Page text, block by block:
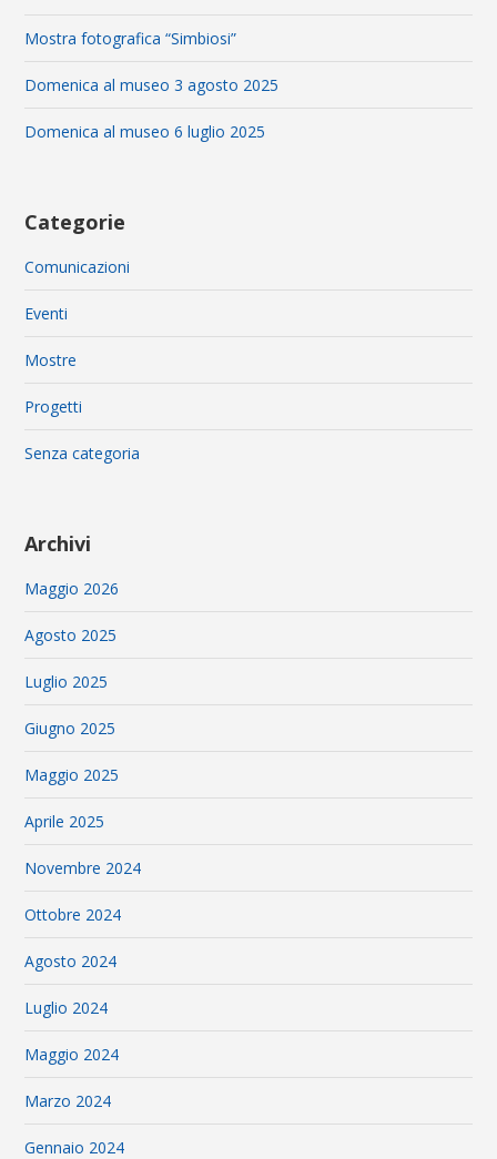
Mostra fotografica “Simbiosi”
Domenica al museo 3 agosto 2025
Domenica al museo 6 luglio 2025
Categorie
Comunicazioni
Eventi
Mostre
Progetti
Senza categoria
Archivi
Maggio 2026
Agosto 2025
Luglio 2025
Giugno 2025
Maggio 2025
Aprile 2025
Novembre 2024
Ottobre 2024
Agosto 2024
Luglio 2024
Maggio 2024
Marzo 2024
Gennaio 2024